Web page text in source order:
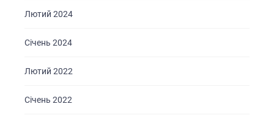
Лютий 2024
Січень 2024
Лютий 2022
Січень 2022
ПОРТФОЛІО
КОНТАКТИ